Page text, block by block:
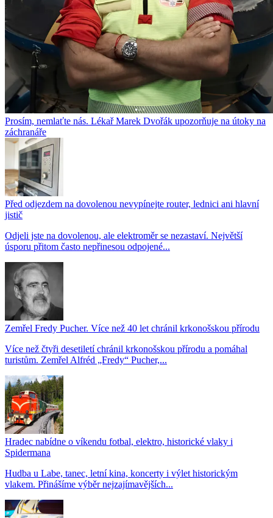
Prosím, nemlaťte nás. Lékař Marek Dvořák upozorňuje na útoky na
záchranáře
Před odjezdem na dovolenou nevypínejte router, lednici ani hlavní
jistič
Odjeli jste na dovolenou, ale elektroměr se nezastaví. Největší
úsporu přitom často nepřinesou odpojené...
Zemřel Fredy Pucher. Více než 40 let chránil krkonošskou přírodu
Více než čtyři desetiletí chránil krkonošskou přírodu a pomáhal
turistům. Zemřel Alfréd „Fredy“ Pucher,...
Hradec nabídne o víkendu fotbal, elektro, historické vlaky i
Spidermana
Hudba u Labe, tanec, letní kina, koncerty i výlet historickým
vlakem. Přinášíme výběr nejzajímavějších...